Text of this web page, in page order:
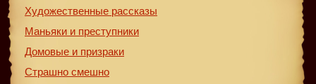
Художественные рассказы
Маньяки и преступники
Домовые и призраки
Страшно смешно